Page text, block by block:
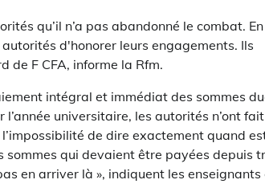
qu’il n’a pas abandonné le combat. En
d'honorer leurs engagements. Ils
de F CFA, informe la Rfm.
intégral et immédiat des sommes
universitaire, les autorités n’ont fait
de dire exactement quand
sommes qui devaient être payées depuis
en arriver là », indiquent les enseignants